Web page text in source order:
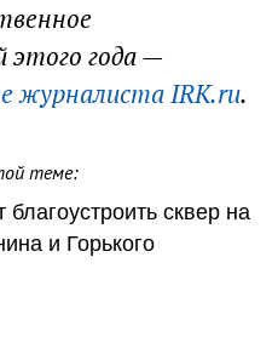
этого года —
журналиста IRK.ru.
теме:
сквер на
и Горького